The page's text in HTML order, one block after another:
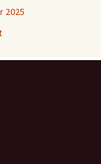
2025